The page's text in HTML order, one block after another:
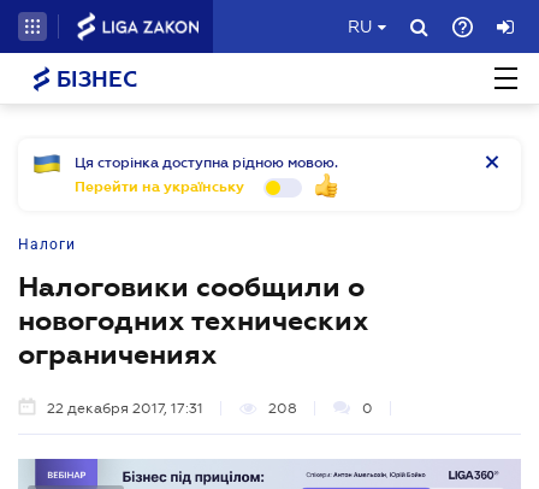
RU
БІЗНЕС
Ця сторінка доступна рідною мовою.
Перейти на українську
Налоги
Налоговики сообщили о
новогодних технических
ограничениях
22 декабря 2017, 17:31 208 0